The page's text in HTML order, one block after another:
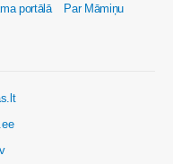
portālā
Par Māmiņu